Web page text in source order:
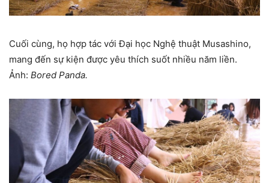
Cuối cùng, họ hợp tác với Đại học Nghệ thuật Musashino,
mang đến sự kiện được yêu thích suốt nhiều năm liền.
Ảnh: Bored Panda.